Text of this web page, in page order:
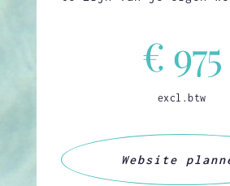
€ 975
excl.btw
Website